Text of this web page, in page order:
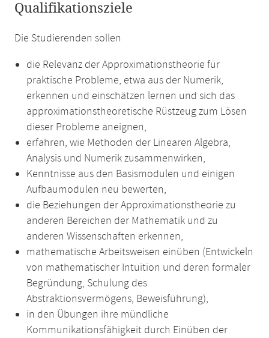
Qualifikationsziele
Die Studierenden sollen
die Relevanz der Approximationstheorie für
praktische Probleme, etwa aus der Numerik,
erkennen und einschätzen lernen und sich das
approximationstheoretische Rüstzeug zum Lösen
dieser Probleme aneignen,
erfahren, wie Methoden der Linearen Algebra,
Analysis und Numerik zusammenwirken,
Kenntnisse aus den Basismodulen und einigen
Aufbaumodulen neu bewerten,
die Beziehungen der Approximationstheorie zu
anderen Bereichen der Mathematik und zu
anderen Wissenschaften erkennen,
mathematische Arbeitsweisen einüben (Entwickeln
von mathematischer Intuition und deren formaler
Begründung, Schulung des
Abstraktionsvermögens, Beweisführung),
in den Übungen ihre mündliche
Kommunikationsfähigkeit durch Einüben der